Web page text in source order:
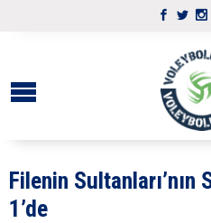
Filenin Sultanları’nın
1’de